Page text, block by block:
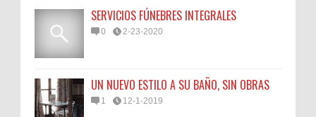
SERVICIOS FÚNEBRES INTEGRALES
0 2-23-2020
UN NUEVO ESTILO A SU BAÑO, SIN OBRAS
1 12-1-2019